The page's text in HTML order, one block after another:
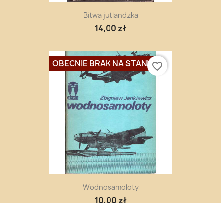
Bitwa jutlandzka
14,00 zł
Wodnosamoloty
10,00 zł
OBECNIE BRAK NA STANIEfavorite_border